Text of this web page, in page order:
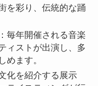
を彩り、伝統的な踊
毎年開催される音楽
ィストが出演し、多
めます。
化を紹介する展示